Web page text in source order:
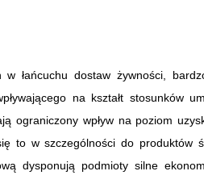
łańcuchu dostaw żywności,
na kształt stosunków
ograniczony wpływ na poziom
to w szczególności do produktów
dysponują podmioty silne